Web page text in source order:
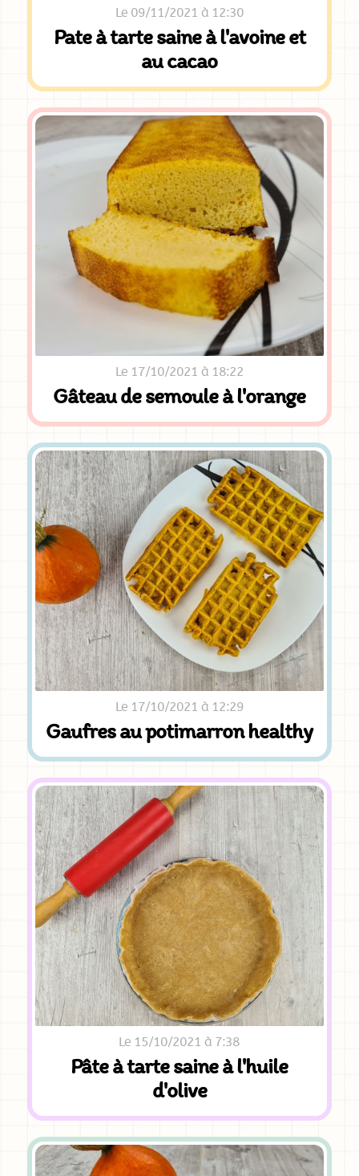
Le 09/11/2021 à 12:30
Pate à tarte saine à l'avoine et
au cacao
Le 17/10/2021 à 18:22
Gâteau de semoule à l'orange
Le 17/10/2021 à 12:29
Gaufres au potimarron healthy
Le 15/10/2021 à 7:38
Pâte à tarte saine à l'huile
d'olive